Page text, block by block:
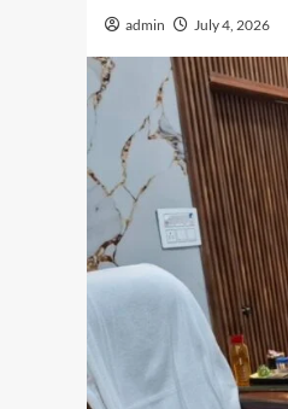
admin July 4, 2026